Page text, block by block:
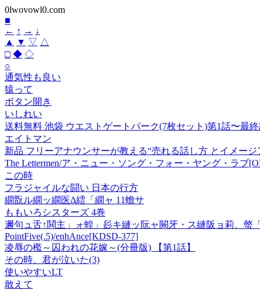
0lwovowl0.com
■
← ↑ → ↓
▲
▼ ▽ △
□ ◆ ◇
○
通気性も良い
猿って
ボタン開き
いしれい
送料無料 池袋 ウエストゲートパーク(7枚セット)第1話〜最
エイトマン
新品 フリーアナウンサーが教える“売れる話し方 とイメー
The Lettermen/ア・ニュー・ソング・フォー・ヤング・ラブ
この時
フラジャイルな闘い 日本の行方
繝翫ル繝ッ繝医Δ繧「繝ャ 11蟾サ
ももいろシスターズ 4巻
邇句ュ舌↑鬨主」ォ蝗」髟キ縺ッ阮ャ闕牙・ス縺阪ョ莉、
PointFive(.5)/enhAnce[KDSD-377]
凌辱の檻～囚われの花嫁～(分冊版) 【第1話】
その時、君が泣いた(3)
使いやすいLT
敢えて